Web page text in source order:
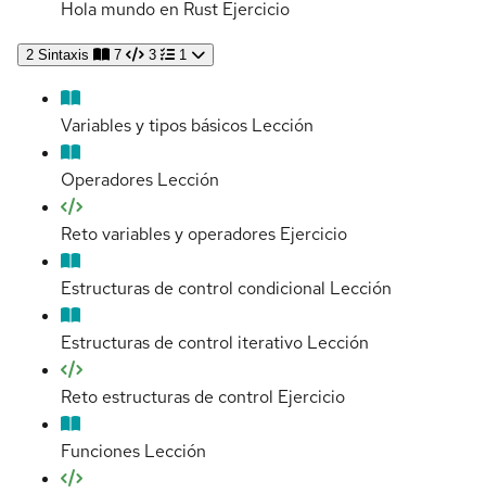
Hola mundo en Rust Ejercicio
2 Sintaxis 7 3 1
Variables y tipos básicos Lección
Operadores Lección
Reto variables y operadores Ejercicio
Estructuras de control condicional Lección
Estructuras de control iterativo Lección
Reto estructuras de control Ejercicio
Funciones Lección